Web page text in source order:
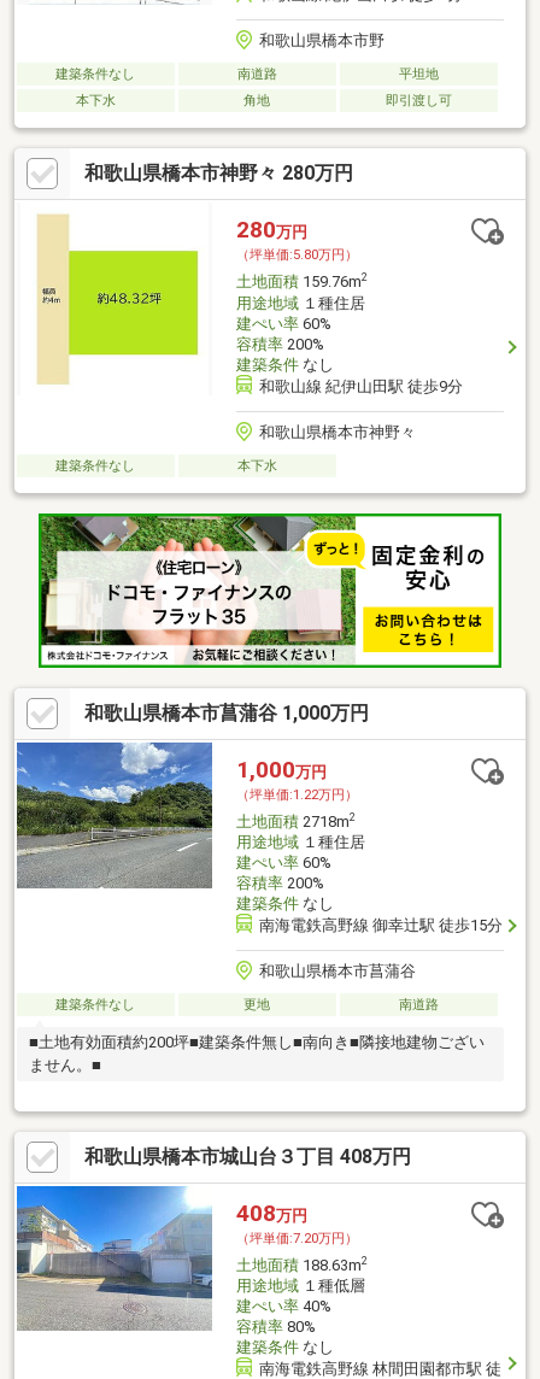
和歌山県橋本市野
建築条件なし 南道路
平坦地
本下水
角地 即引渡し可
和歌山県橋本市神野々 280万円
280万円
（坪単価:5.80万円）
土地面積159.76m2
用途地域１種住居
建ぺい率60%
容積率200%
建築条件なし
和歌山線 紀伊山田駅 徒歩9分
和歌山県橋本市神野々
建築条件なし 本下水
和歌山県橋本市菖蒲谷 1,000万円
1,000万円
（坪単価:1.22万円）
土地面積2718m2
用途地域１種住居
建ぺい率60%
容積率200%
建築条件なし
南海電鉄高野線 御幸辻駅 徒歩15分
和歌山県橋本市菖蒲谷
建築条件なし 更地 南道路
■土地有効面積約200坪■建築条件無し■南向き■隣接地建物ござい
ません。■
和歌山県橋本市城山台３丁目 408万円
408万円
（坪単価:7.20万円）
土地面積188.63m2
用途地域１種低層
建ぺい率40%
容積率80%
建築条件なし
南海電鉄高野線 林間田園都市駅 徒